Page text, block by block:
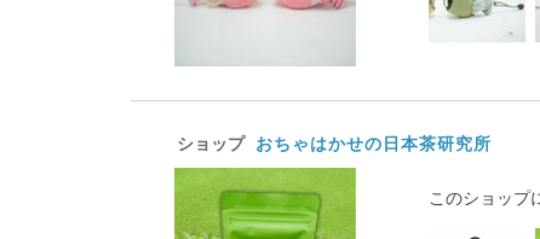
ショップ おちゃはかせの日本茶研究所
このショップ